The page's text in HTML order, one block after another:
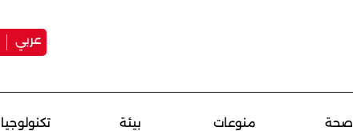
عربي
صحة منوعات بيئة تكنولوجيا